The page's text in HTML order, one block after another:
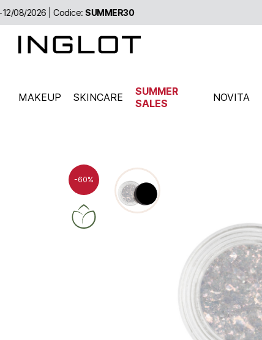
MAKEUP SKINCARE
SUMMER
SALES
NOVITA
-60%